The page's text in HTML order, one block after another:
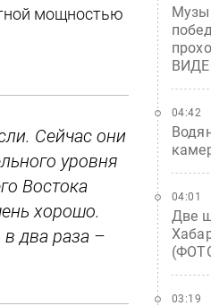
мощностью
Сейчас они
уровня
Востока
хорошо.
в два раза –
04:42
Две
04:01
03:19